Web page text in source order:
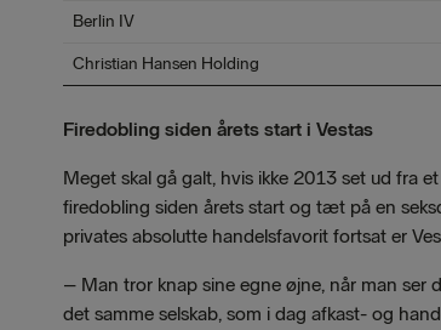
Berlin IV
Christian Hansen Holding
Firedobling siden årets start i Vestas
Meget skal gå galt, hvis ikke 2013 set ud fra
firedobling siden årets start og tæt på en
privates absolutte handelsfavorit fortsat er
– Man tror knap sine egne øjne, når man ser
det samme selskab, som i dag afkast- og